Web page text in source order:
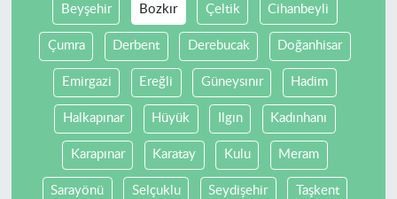
Beyşehir Bozkır Çeltik Cihanbeyli
Çumra Derbent Derebucak Doğanhisar
Emirgazi Ereğli Güneysınır Hadim
Halkapınar Hüyük Ilgın Kadınhanı
Karapınar Karatay Kulu Meram
Sarayönü Selçuklu Seydişehir Taşkent